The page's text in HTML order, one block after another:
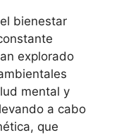
bienestar
explorado
mental y
a cabo
que